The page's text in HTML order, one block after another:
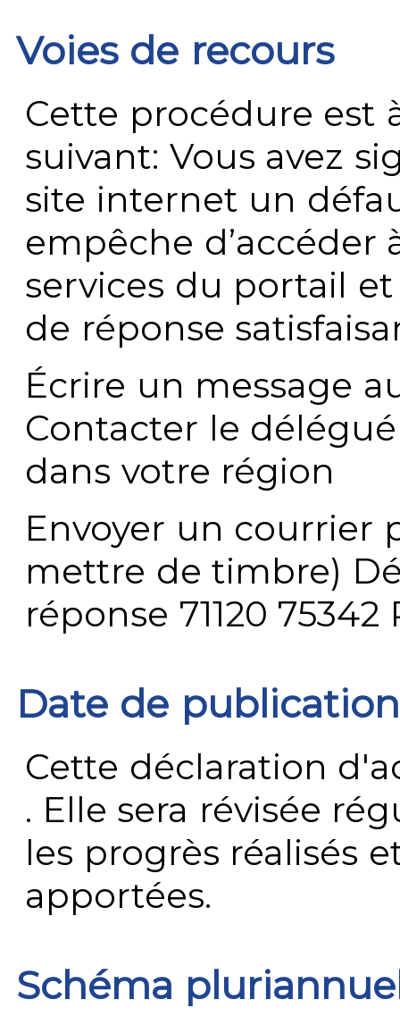
Voies de recours
Cette procédure est
suivant: Vous avez
site internet un
empêche
services du portail
de réponse
Écrire un message
Contacter le
dans votre région
Envoyer un courrier
mettre de timbre)
réponse 71120 75342
Date de publication
Cette déclaration
. Elle sera révisée
les progrès réalisés
apportées.
Schéma